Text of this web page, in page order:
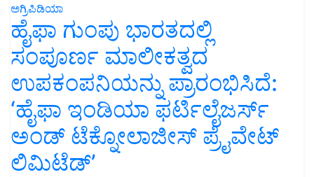
ಅಗ್ರಿಪಿಡಿಯಾ
ಹೈಫಾ ಗುಂಪು ಭಾರತದಲ್ಲಿ
ಸಂಪೂರ್ಣ ಮಾಲೀಕತ್ವದ
ಉಪಕಂಪನಿಯನ್ನು ಪ್ರಾರಂಭಿಸಿದೆ:
‘ಹೈಫಾ ಇಂಡಿಯಾ ಫರ್ಟಿಲೈಜರ್ಸ್
ಅಂಡ್ ಟೆಕ್ನೋಲಾಜೀಸ್ ಪ್ರೈವೇಟ್
ಲಿಮಿಟೆಡ್’